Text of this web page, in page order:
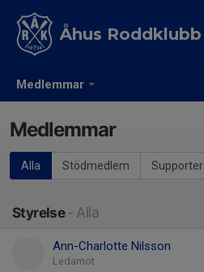
Medlemmar
Åhus Roddklubb
Medlemmar
Alla Stödmedlem Supporter
Styrelse - Alla
Ann-Charlotte Nilsson
Ledamot